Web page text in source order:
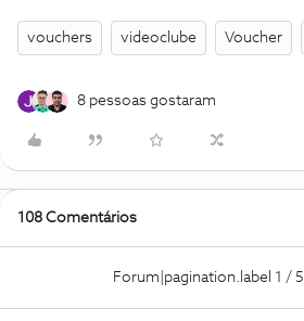
vouchers videoclube Voucher
8 pessoas gostaram
108 Comentários
Forum|pagination.label 1 / 5